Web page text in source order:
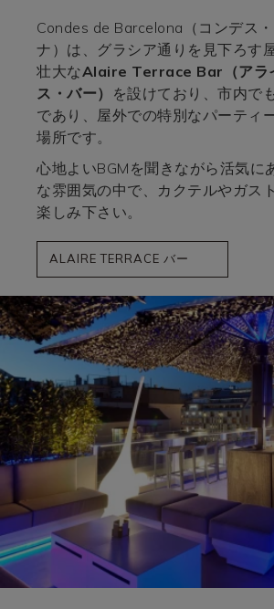
Condes de Barcelona（コンデス
ナ）は、グラシア通りを見下ろす
壮大なAlaire Terrace Bar （ア
ス・バー） を設けており、市内で
であり、屋外での特別なパーティ
場所です。
心地よいBGMを聞きながら活気に
な雰囲気の中で、カクテルやガス
楽しみ下さい。
ALAIRE TERRACE バー